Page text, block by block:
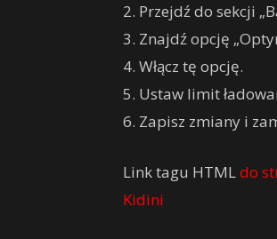
2. Przejdź do sekcji
3. Znajdź opcję
4. Włącz tę opcję.
5. Ustaw limit
6. Zapisz zmiany i
Link tagu HTMLdo
Kidini